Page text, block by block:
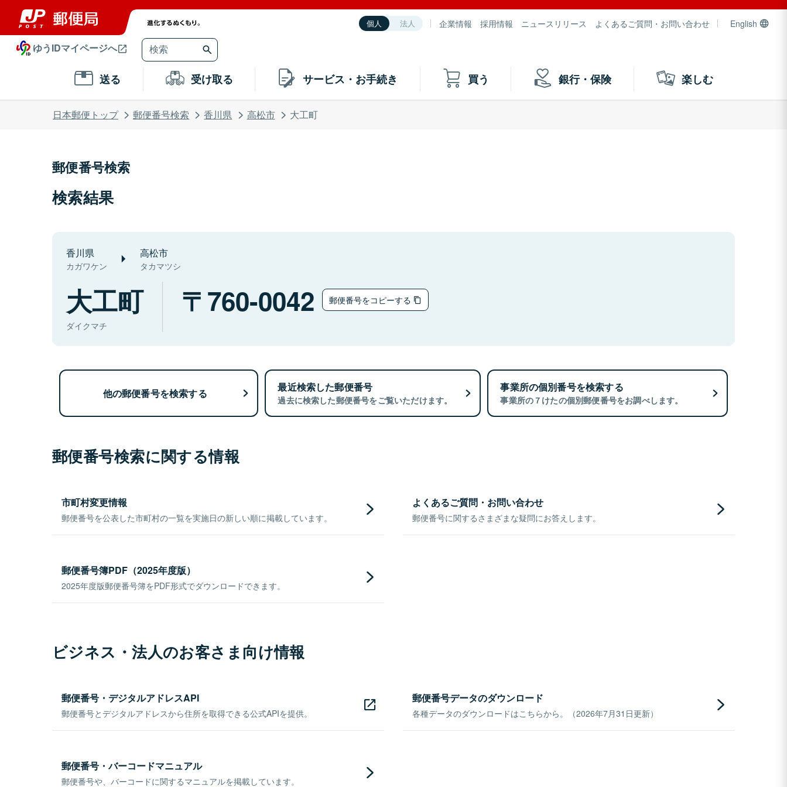
個人 法人 企業情報 採用情報 ニュースリリース よくあるご質問・お問い合わせ English
ゆうIDマイページへ
送る 受け取る サービス・お手続き 買う 銀行・保険 楽しむ
日本郵便トップ 郵便番号検索 香川県 高松市 大工町
郵便番号検索
検索結果
香川県
カガワケン
高松市
タカマツシ
大工町
ダイクマチ
760-0042 郵便番号をコピーする
他の郵便番号を検索する 最近検索した郵便番号
過去に検索した郵便番号をご覧いただけます。
事業所の個別番号を検索する
事業所の７けたの個別郵便番号をお調べします。
郵便番号検索に関する情報
市町村変更情報
郵便番号を公表した市町村の一覧を実施日の新しい順に掲載しています。
よくあるご質問・お問い合わせ
郵便番号に関するさまざまな疑問にお答えします。
郵便番号簿PDF（2025年度版）
2025年度版郵便番号簿をPDF形式でダウンロードできます。
ビジネス・法人のお客さま向け情報
郵便番号・デジタルアドレスAPI
郵便番号とデジタルアドレスから住所を取得できる公式APIを提供。
郵便番号データのダウンロード
各種データのダウンロードはこちらから。（2026年7月31日更新）
郵便番号・バーコードマニュアル
郵便番号や、バーコードに関するマニュアルを掲載しています。